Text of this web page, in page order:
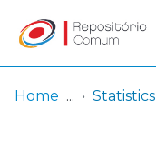
Log
In
(current)
Home Statistics